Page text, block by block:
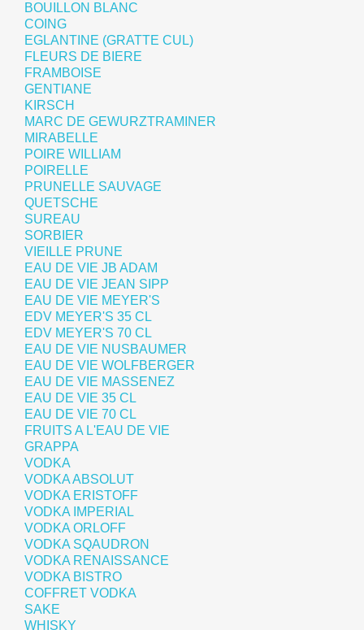
BOUILLON BLANC
COING
EGLANTINE (GRATTE CUL)
FLEURS DE BIERE
FRAMBOISE
GENTIANE
KIRSCH
MARC DE GEWURZTRAMINER
MIRABELLE
POIRE WILLIAM
POIRELLE
PRUNELLE SAUVAGE
QUETSCHE
SUREAU
SORBIER
VIEILLE PRUNE
EAU DE VIE JB ADAM
EAU DE VIE JEAN SIPP
EAU DE VIE MEYER'S
EDV MEYER'S 35 CL
EDV MEYER'S 70 CL
EAU DE VIE NUSBAUMER
EAU DE VIE WOLFBERGER
EAU DE VIE MASSENEZ
EAU DE VIE 35 CL
EAU DE VIE 70 CL
FRUITS A L'EAU DE VIE
GRAPPA
VODKA
VODKA ABSOLUT
VODKA ERISTOFF
VODKA IMPERIAL
VODKA ORLOFF
VODKA SQAUDRON
VODKA RENAISSANCE
VODKA BISTRO
COFFRET VODKA
SAKE
WHISKY